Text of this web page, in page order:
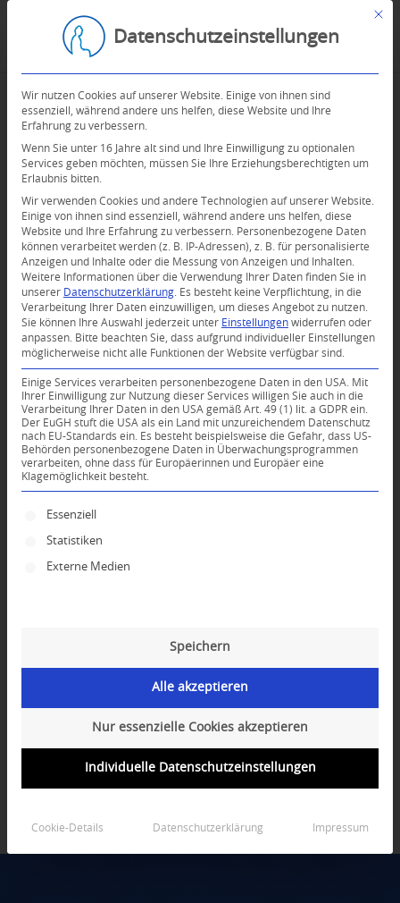
0
KOMMENTARE
Dein Kommentar
An Diskussion beteiligen?
Hinterlassen Sie uns Ihren Kommentar!
Name*
E-Mail-Adresse*
Mit
Datenschutzeinstellungen
Wir nutzen Cookies auf unserer Website. Einige von ihnen sind
essenziell, während andere uns helfen, diese Website und Ihre
Erfahrung zu verbessern.
Wenn Sie unter 16 Jahre alt sind und Ihre Einwilligung zu optionalen
Services geben möchten, müssen Sie Ihre Erziehungsberechtigten um
Erlaubnis bitten.
Wir verwenden Cookies und andere Technologien auf unserer Website.
Einige von ihnen sind essenziell, während andere uns helfen, diese
Website und Ihre Erfahrung zu verbessern.
Personenbezogene Daten
können verarbeitet werden (z. B. IP-Adressen), z. B. für personalisierte
Anzeigen und Inhalte oder die Messung von Anzeigen und Inhalten.
Weitere Informationen über die Verwendung Ihrer Daten finden Sie in
unserer Datenschutzerklärung
Es besteht keine Verpflichtung, in die
Verarbeitung Ihrer Daten einzuwilligen, um dieses Angebot zu nutzen.
Sie können Ihre Auswahl jederzeit unter Einstellungen widerrufen oder
anpassen.
Bitte beachten Sie, dass aufgrund individueller Einstellungen
möglicherweise nicht alle Funktionen der Website verfügbar sind.
Einige Services verarbeiten personenbezogene Daten in den USA. Mit
Ihrer Einwilligung zur Nutzung dieser Services willigen Sie auch in die
Verarbeitung Ihrer Daten in den USA gemäß Art. 49 (1) lit. a GDPR ein.
Der EuGH stuft die USA als ein Land mit unzureichendem Datenschutz
nach EU-Standards ein. Es besteht beispielsweise die Gefahr, dass US-
Behörden personenbezogene Daten in Überwachungsprogrammen
verarbeiten, ohne dass für Europäerinnen und Europäer eine
Klagemöglichkeit besteht.
Es folgt eine Liste der Service-Gruppen, für die
Essenziell
Statistiken
Externe Medien
Speichern
Alle akzeptieren
Nur essenzielle Cookies akzeptieren
Individuelle Datenschutzeinstellungen
Cookie-Details Datenschutzerklärung Impressum